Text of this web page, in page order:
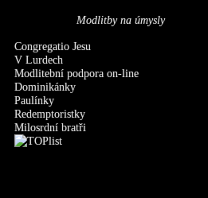
Modlitby na úmysly
Congregatio Jesu
V Lurdech
Modlitební podpora on-line
Dominikánky
Paulínky
Redemptoristky
Milosrdní bratři